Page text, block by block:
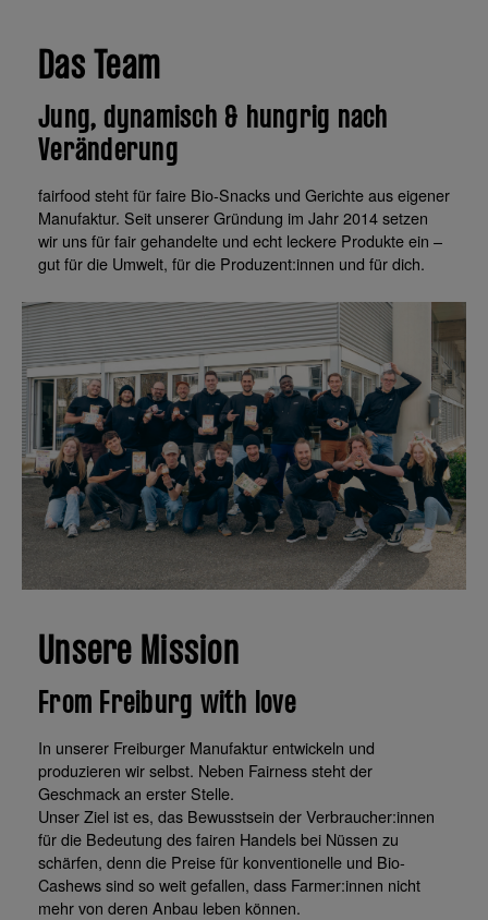
Das Team
Jung, dynamisch & hungrig nach
Veränderung
fairfood steht für faire Bio-Snacks und Gerichte aus eigener
Manufaktur. Seit unserer Gründung im Jahr 2014 setzen
wir uns für fair gehandelte und echt leckere Produkte ein –
gut für die Umwelt, für die Produzent:innen und für dich.
Unsere Mission
From Freiburg with love
In unserer Freiburger Manufaktur entwickeln und
produzieren wir selbst. Neben Fairness steht der
Geschmack an erster Stelle.
Unser Ziel ist es, das Bewusstsein der Verbraucher:innen
für die Bedeutung des fairen Handels bei Nüssen zu
schärfen, denn die Preise für konventionelle und Bio-
Cashews sind so weit gefallen, dass Farmer:innen nicht
mehr von deren Anbau leben können.